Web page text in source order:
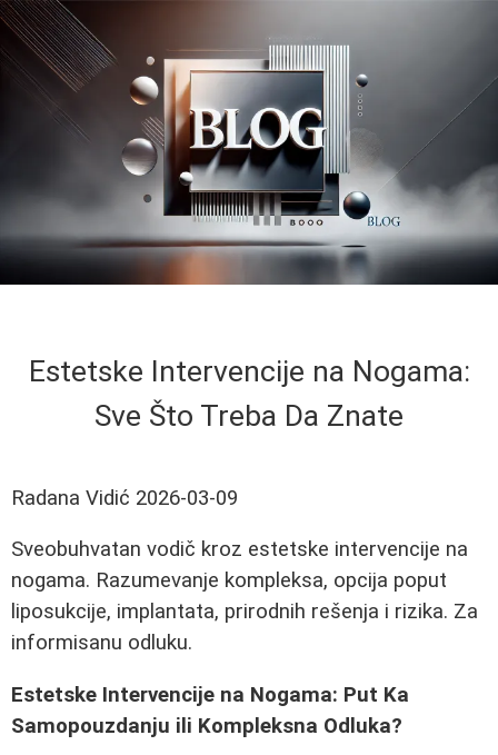
Estetske Intervencije na Nogama:
Sve Što Treba Da Znate
Radana Vidić 2026-03-09
Sveobuhvatan vodič kroz estetske intervencije na
nogama. Razumevanje kompleksa, opcija poput
liposukcije, implantata, prirodnih rešenja i rizika. Za
informisanu odluku.
Estetske Intervencije na Nogama: Put Ka
Samopouzdanju ili Kompleksna Odluka?